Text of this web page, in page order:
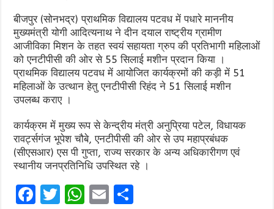
बीजपुर (सोनभद्र) प्राथमिक विद्यालय पटवध में पधारे माननीय
मुख्यमंत्री योगी आदित्यनाथ ने दीन दयाल राष्ट्रीय ग्रामीण
आजीविका मिशन के तहत स्वयं सहायता ग्रुप की प्रतिभागी महिलाओं
को एनटीपीसी की ओर से 55 सिलाई मशीन प्रदान किया ।
प्राथमिक विद्यालय पटवध में आयोजित कार्यक्रमों की कड़ी में 51
महिलाओं के उत्थान हेतु एनटीपीसी रिहंद ने 51 सिलाई मशीन
उपलब्ध कराए ।
कार्यक्रम में मुख्य रूप से केन्द्रीय मंत्री अनुप्रिया पटेल, विधायक
रावर्ट्सगंज भूपेश चौबे, एनटीपीसी की ओर से उप महाप्रबंधक
(सीएसआर) एस पी गुप्ता, राज्य सरकार के अन्य अधिकारीगण एवं
स्थानीय जनप्रतिनिधि उपस्थित रहे ।
F
T
W E